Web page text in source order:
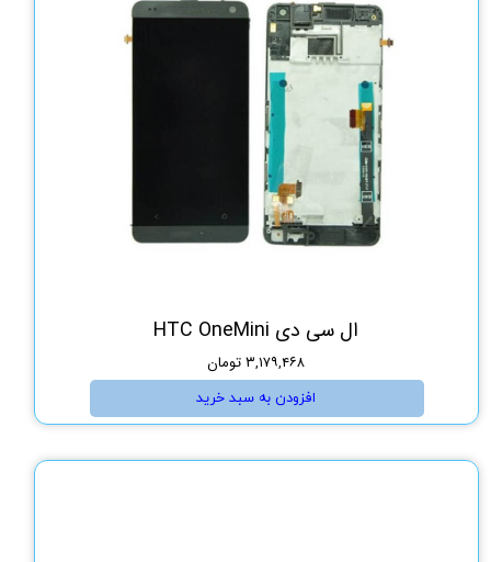
ال سی دی HTC OneMini
۳,۱۷۹,۴۶۸ تومان
افزودن به سبد خرید